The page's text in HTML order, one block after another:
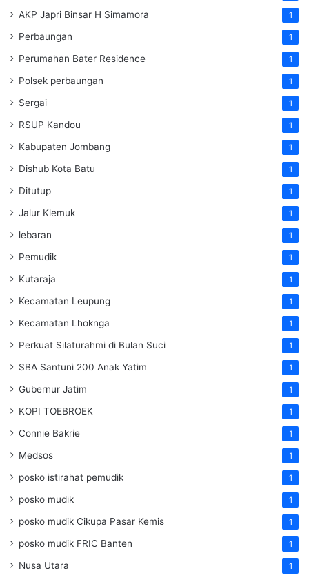
AKP Japri Binsar H Simamora 1
Perbaungan 1
Perumahan Bater Residence 1
Polsek perbaungan 1
Sergai 1
RSUP Kandou 1
Kabupaten Jombang 1
Dishub Kota Batu 1
Ditutup 1
Jalur Klemuk 1
lebaran 1
Pemudik 1
Kutaraja 1
Kecamatan Leupung 1
Kecamatan Lhoknga 1
Perkuat Silaturahmi di Bulan Suci 1
SBA Santuni 200 Anak Yatim 1
Gubernur Jatim 1
KOPI TOEBROEK 1
Connie Bakrie 1
Medsos 1
posko istirahat pemudik 1
posko mudik 1
posko mudik Cikupa Pasar Kemis 1
posko mudik FRIC Banten 1
Nusa Utara 1